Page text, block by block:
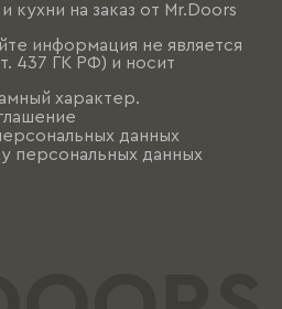
на заказ от Mr.Doors
информация не является
437 ГК РФ) и носит
характер.
данных
персональных данных